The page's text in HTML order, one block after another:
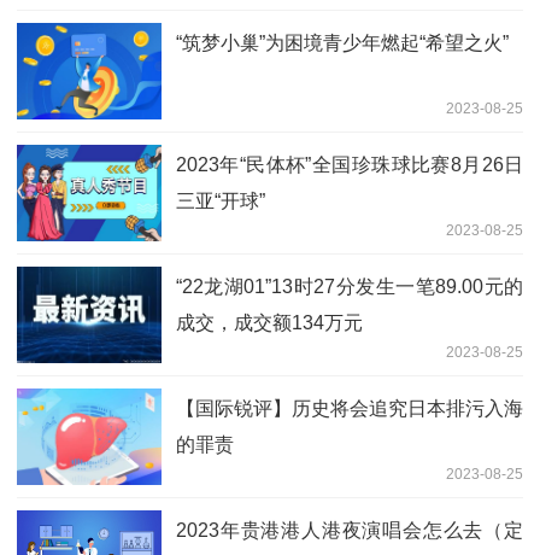
“筑梦小巢”为困境青少年燃起“希望之火”
2023-08-25
2023年“民体杯”全国珍珠球比赛8月26日
三亚“开球”
2023-08-25
“22龙湖01”13时27分发生一笔89.00元的
成交，成交额134万元
2023-08-25
【国际锐评】历史将会追究日本排污入海
的罪责
2023-08-25
2023年贵港港人港夜演唱会怎么去（定